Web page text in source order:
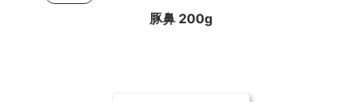
豚鼻 200g